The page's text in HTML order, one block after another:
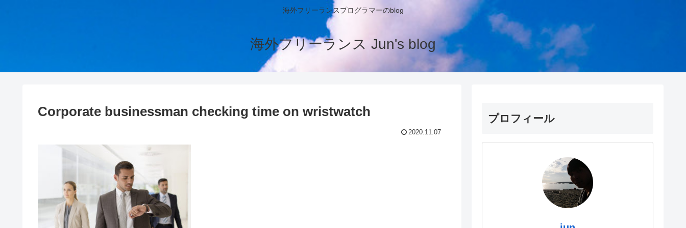
海外フリーランスプログラマーのblog
海外フリーランス Jun's blog
Corporate businessman checking time on wristwatch
2020.11.07
プロフィール